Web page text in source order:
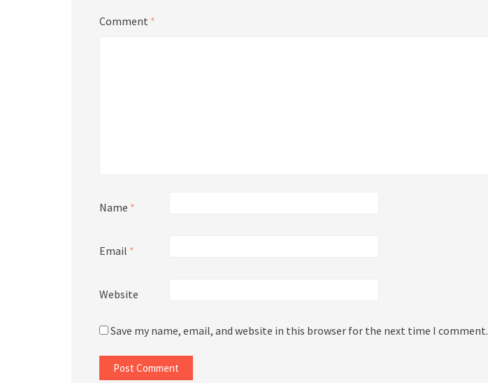
Comment *
Name *
Email *
Website
Save my name, email, and website in this browser for the next time I comment.